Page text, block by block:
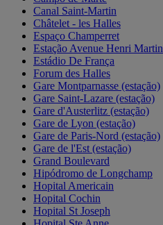
Canal Saint-Martin
Châtelet - les Halles
Espaço Champerret
Estação Avenue Henri Martin
Estádio De França
Forum des Halles
Gare Montparnasse (estação)
Gare Saint-Lazare (estação)
Gare d'Austerlitz (estação)
Gare de Lyon (estação)
Gare de Paris-Nord (estação)
Gare de l'Est (estação)
Grand Boulevard
Hipódromo de Longchamp
Hopital Americain
Hopital Cochin
Hopital St Joseph